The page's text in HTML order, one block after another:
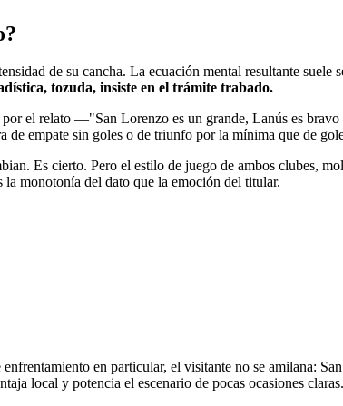
de su cancha. La ecuación mental resultante suele
tozuda, insiste en el trámite trabado.
el relato —"San Lorenzo es un grande, Lanús es
de empate sin goles o de triunfo por la mínima que de
Es cierto. Pero el estilo de juego de ambos clubes,
monotonía del dato que la emoción del titular.
en particular, el visitante no se amilana:
local y potencia el escenario de pocas ocasiones claras.